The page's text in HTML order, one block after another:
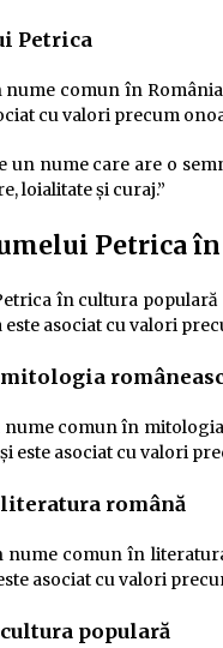
Petrica
nume comun în
cu valori precum
un nume care are o
loialitate și curaj.”
Petrica
în cultura
asociat cu valori
nume comun în
este asociat cu valori
română
nume comun în
asociat cu valori
populară